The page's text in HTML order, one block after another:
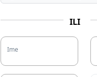
ILI
Ime